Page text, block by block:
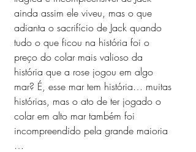
ainda assim ele viveu, mas o que
adianta o sacrifício de Jack quando
tudo o que ficou na história foi o
preço do colar mais valioso da
história que a rose jogou em algo
mar? É, esse mar tem história… muitas
histórias, mas o ato de ter jogado o
colar em alto mar também foi
incompreendido pela grande maioria
…